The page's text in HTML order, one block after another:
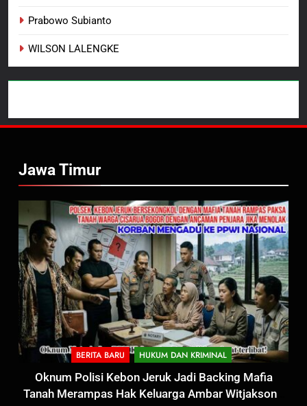
Prabowo Subianto
WILSON LALENGKE
Jawa Timur
BERITA BARU HUKUM DAN KRIMINAL
Oknum Polisi Kebon Jeruk Jadi Backing Mafia
Tanah Merampas Hak Keluarga Ambar Witjaksono